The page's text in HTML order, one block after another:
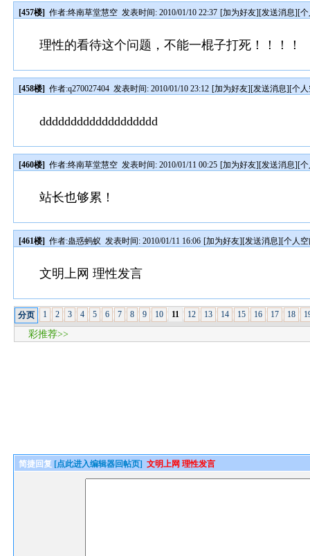
[457楼] 作者:终南草堂慧空 发表时间: 2010/01/10 22:37 [加为好友][发送消息][
理性的看待这个问题，不能一棍子打死！！！！
[458楼] 作者:q270027404 发表时间: 2010/01/10 23:12 [加为好友][发送消息][个
ddddddddddddddddddd
[460楼] 作者:终南草堂慧空 发表时间: 2010/01/11 00:25 [加为好友][发送消息][
站长也够累！
[461楼] 作者:蛊惑蚂蚁 发表时间: 2010/01/11 16:06 [加为好友][发送消息][个人
文明上网 理性发言
分页 1 2 3 4 5 6 7 8 9 10 11 12 13 14 15 16 17 18
彩推荐>>
简捷回复 [点此进入编辑器回帖页] 文明上网 理性发言